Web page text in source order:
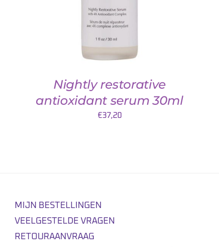
Nightly restorative
antioxidant serum 30ml
€37,20
MIJN BESTELLINGEN
VEELGESTELDE VRAGEN
RETOURAANVRAAG